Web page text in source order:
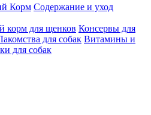
Корм Содержание и уход
корм для щенков Консервы для
для собак Витамины и
для собак